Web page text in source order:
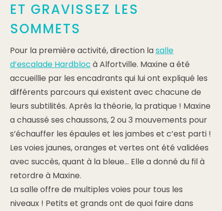
ET GRAVISSEZ LES
SOMMETS
Pour la première activité, direction lasalle
d’escalade Hardbloc à Alfortville. Maxine a été
accueillie par les encadrants qui lui ont expliqué les
différents parcours qui existent avec chacune de
leurs subtilités. Après la théorie, la pratique ! Maxine
a chaussé ses chaussons, 2 ou 3 mouvements pour
s’échauffer les épaules et les jambes et c’est parti !
Les voies jaunes, oranges et vertes ont été validées
avec succès, quant à la bleue… Elle a donné du fil à
retordre à Maxine.
La salle offre de multiples voies pour tous les
niveaux ! Petits et grands ont de quoi faire dans